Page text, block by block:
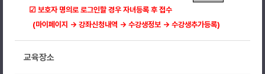
☑ 보호자 명의로 로그인할 경우 자녀등록 후 접수
(마이페이지 → 강좌신청내역 → 수강생정보 → 수강생추가등록)
교육장소